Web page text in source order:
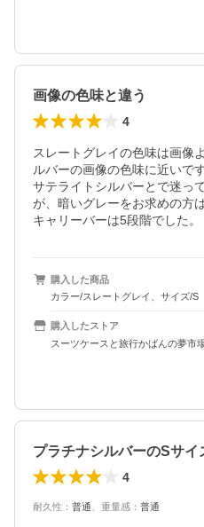
画像の色味と違う
4
スレートグレイの色味は画像
ルバーの画像の色味に近いで
サテライトシルバーとで迷っ
が、暗いグレーをお求めの方
キャリーバーは5段階でした。
購入した商品
カラー/スレートグレイ、サイズ/S
購入したストア
スーツケースと旅行かばんの夢市
4
耐久性 ： 普通 重量感 ： 普通